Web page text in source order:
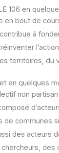
106 en
en bout de
à
territoires, du
en quelques
non
de communes
des acteurs
des